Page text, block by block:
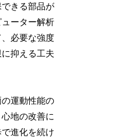
きる部品が
ーター解析
必要な強度
抑える工夫
運動性能の
地の改善に
進化を続け